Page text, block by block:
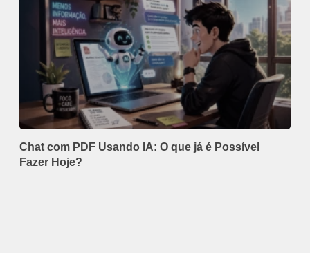
Chat com PDF Usando IA: O que já é Possível
Fazer Hoje?